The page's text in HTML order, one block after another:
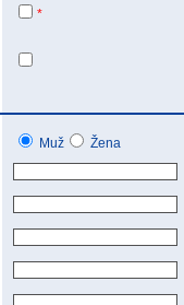
*
Muž
Žena